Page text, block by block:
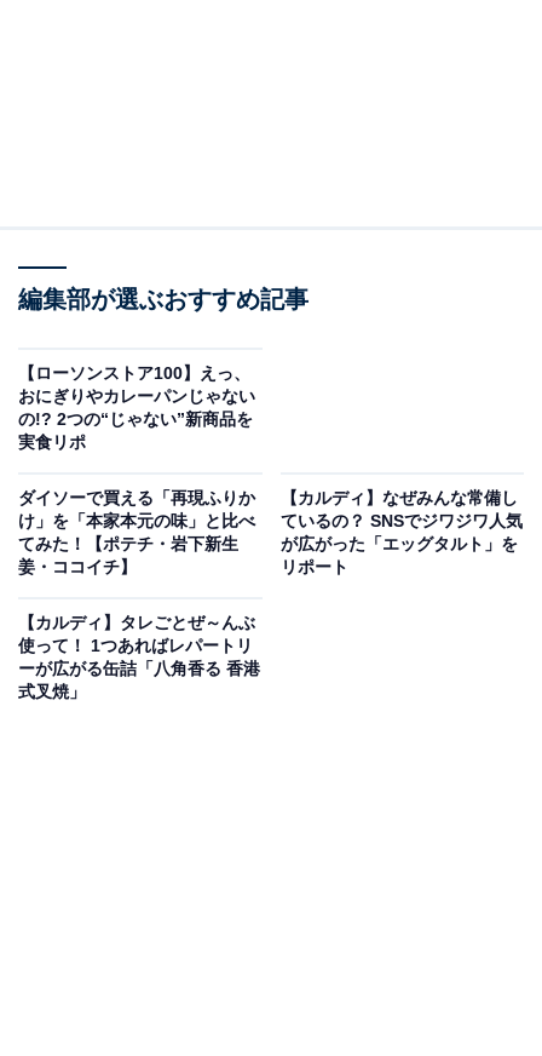
それがついに定番商品として、満を持しての発売となり
ました。
「じゃがりこ」はスティックタイプという形が故、その
製造過程で折れたり曲がったりしてしまうという課題が
ありました。「じゃがりこ細いやつ サラダ」は約4年の
歳月をかけ試行錯誤した末に誕生したそうです。
編集部が選ぶおすすめ記事
【ローソンストア100】えっ、
おにぎりやカレーパンじゃない
の!? 2つの“じゃない”新商品を
実食リポ
ダイソーで買える「再現ふりか
け」を「本家本元の味」と比べ
てみた！【ポテチ・岩下新生
姜・ココイチ】
【カルディ】なぜみんな常備し
ているの？ SNSでジワジワ人気
が広がった「エッグタルト」を
リポート
【カルディ】タレごとぜ～んぶ
使って！ 1つあればレパートリ
ーが広がる缶詰「八角香る 香港
式叉焼」